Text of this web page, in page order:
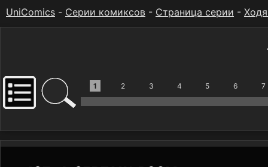
UniComics - Серии комиксов - Страница серии -
1 2 3 4 5 6 7